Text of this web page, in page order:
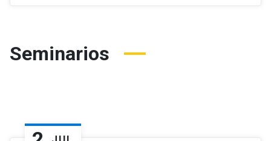
Seminarios